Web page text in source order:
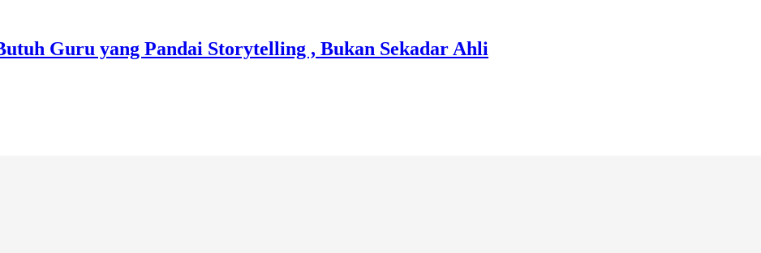
Guru yang Pandai Storytelling , Bukan Sekadar Ahli